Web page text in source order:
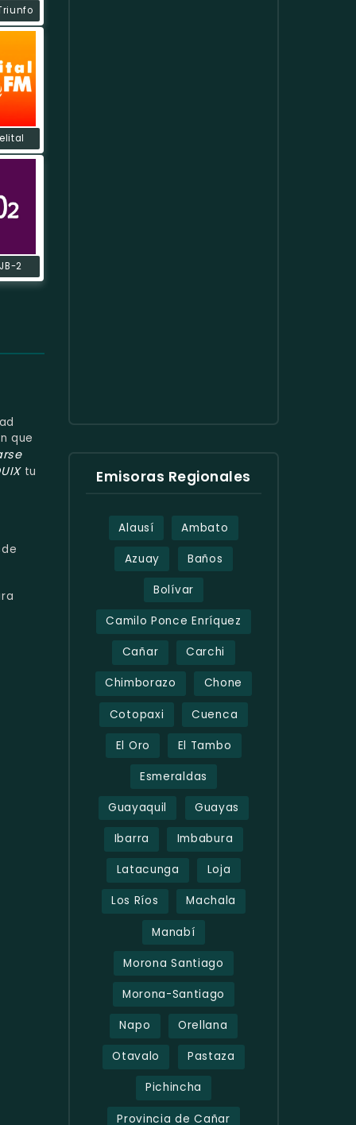
2
que
tu
Emisoras Regionales
Alausí Ambato
Azuay Baños
Bolívar
Camilo Ponce Enríquez
Cañar Carchi
Chimborazo Chone
Cotopaxi Cuenca
El Oro El Tambo
Esmeraldas
Guayaquil Guayas
Ibarra Imbabura
Latacunga Loja
Los Ríos Machala
Manabí
Morona Santiago
Morona-Santiago
Napo Orellana
Otavalo Pastaza
Pichincha
Provincia de Cañar